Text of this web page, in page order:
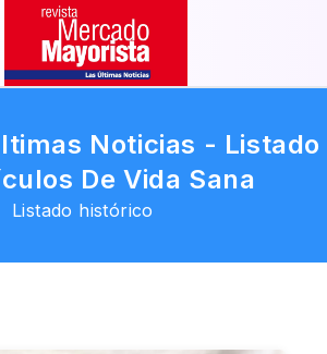
Noticias - Listado
De Vida Sana
Listado histórico